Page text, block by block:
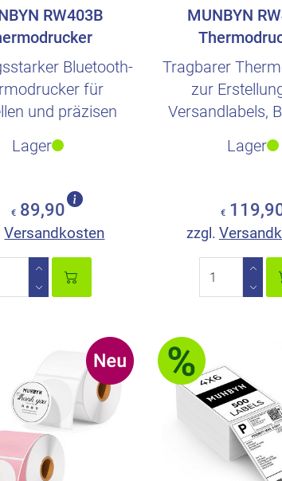
RW403B
Bluetooth-
für
und präzisen
und ..
Lager
€ 89,90
Versandkosten
MUNBYN
Tragbarer
zur
Versandlabels,
Lager
€
zzgl.